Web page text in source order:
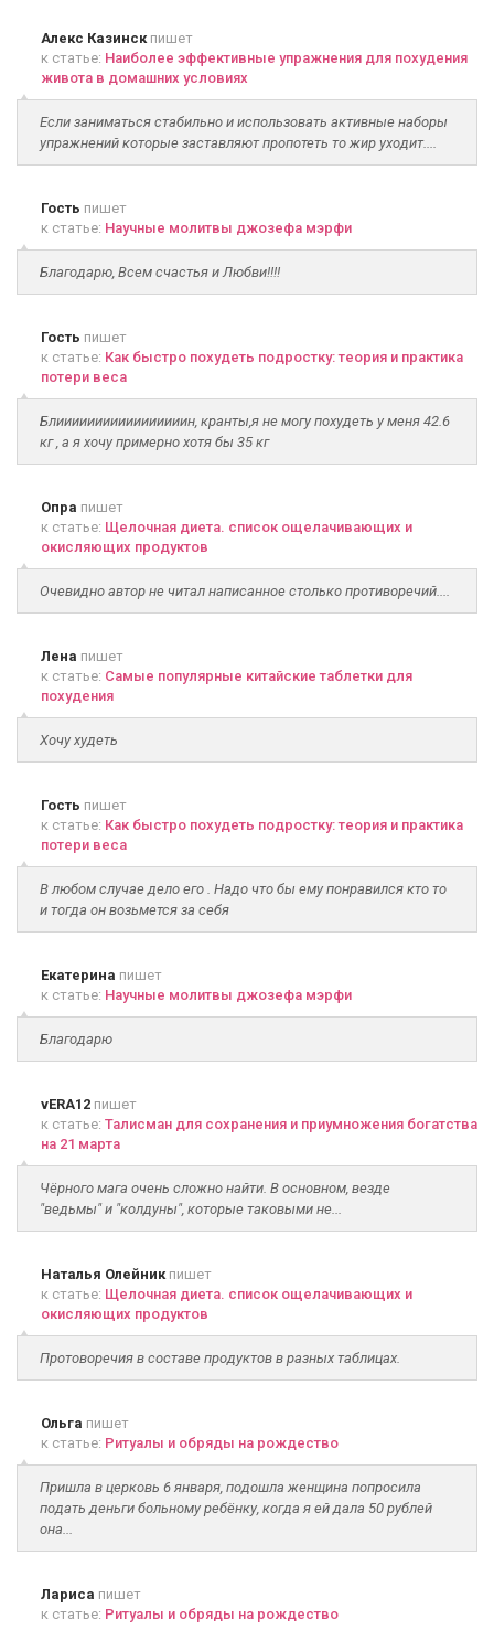
Алекс Казинскпишет
к статье: Наиболее эффективные упражнения для похудения
живота в домашних условиях
Если заниматься стабильно и использовать активные наборы
упражнений которые заставляют пропотеть то жир уходит....
Гость пишет
к статье: Научные молитвы джозефа мэрфи
Благодарю, Всем счастья и Любви!!!!
Гость пишет
к статье: Как быстро похудеть подростку: теория и практика
потери веса
Блииииииииииииииииин, кранты,я не могу похудеть у меня 42.6
кг , а я хочу примерно хотя бы 35 кг
Опра пишет
к статье: Щелочная диета. список ощелачивающих и
окисляющих продуктов
Очевидно автор не читал написанное столько противоречий....
Лена пишет
к статье: Самые популярные китайские таблетки для
похудения
Хочу худеть
Гость пишет
к статье: Как быстро похудеть подростку: теория и практика
потери веса
В любом случае дело его . Надо что бы ему понравился кто то
и тогда он возьмется за себя
Екатерина пишет
к статье: Научные молитвы джозефа мэрфи
Благодарю
vERA12 пишет
к статье: Талисман для сохранения и приумножения богатства
на 21 марта
Чёрного мага очень сложно найти. В основном, везде
"ведьмы" и "колдуны", которые таковыми не...
Наталья Олейникпишет
к статье: Щелочная диета. список ощелачивающих и
окисляющих продуктов
Протоворечия в составе продуктов в разных таблицах.
Ольга пишет
к статье: Ритуалы и обряды на рождество
Пришла в церковь 6 января, подошла женщина попросила
подать деньги больному ребёнку, когда я ей дала 50 рублей
она...
Лариса пишет
к статье: Ритуалы и обряды на рождество